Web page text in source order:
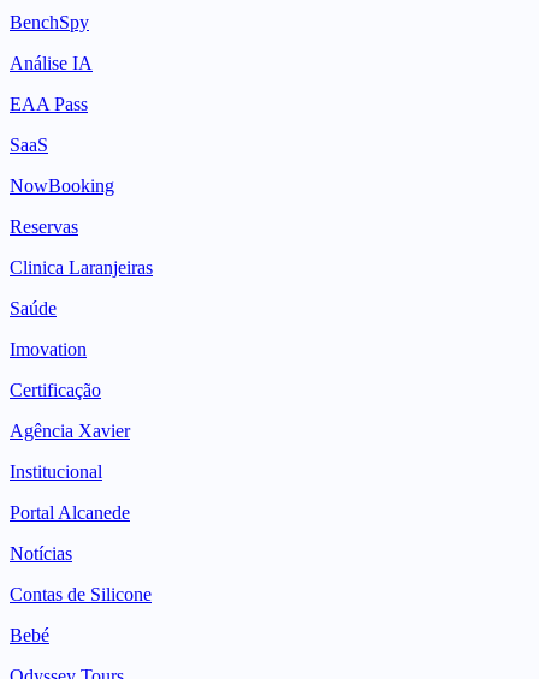
BenchSpy
Análise IA
EAA Pass
SaaS
NowBooking
Reservas
Clinica Laranjeiras
Saúde
Imovation
Certificação
Agência Xavier
Institucional
Portal Alcanede
Notícias
Contas de Silicone
Bebé